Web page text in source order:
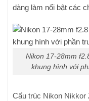
dàng làm nổi bật các
Nikon 17-28mm
khung hình với
Cấu trúc Nikon Nikkor